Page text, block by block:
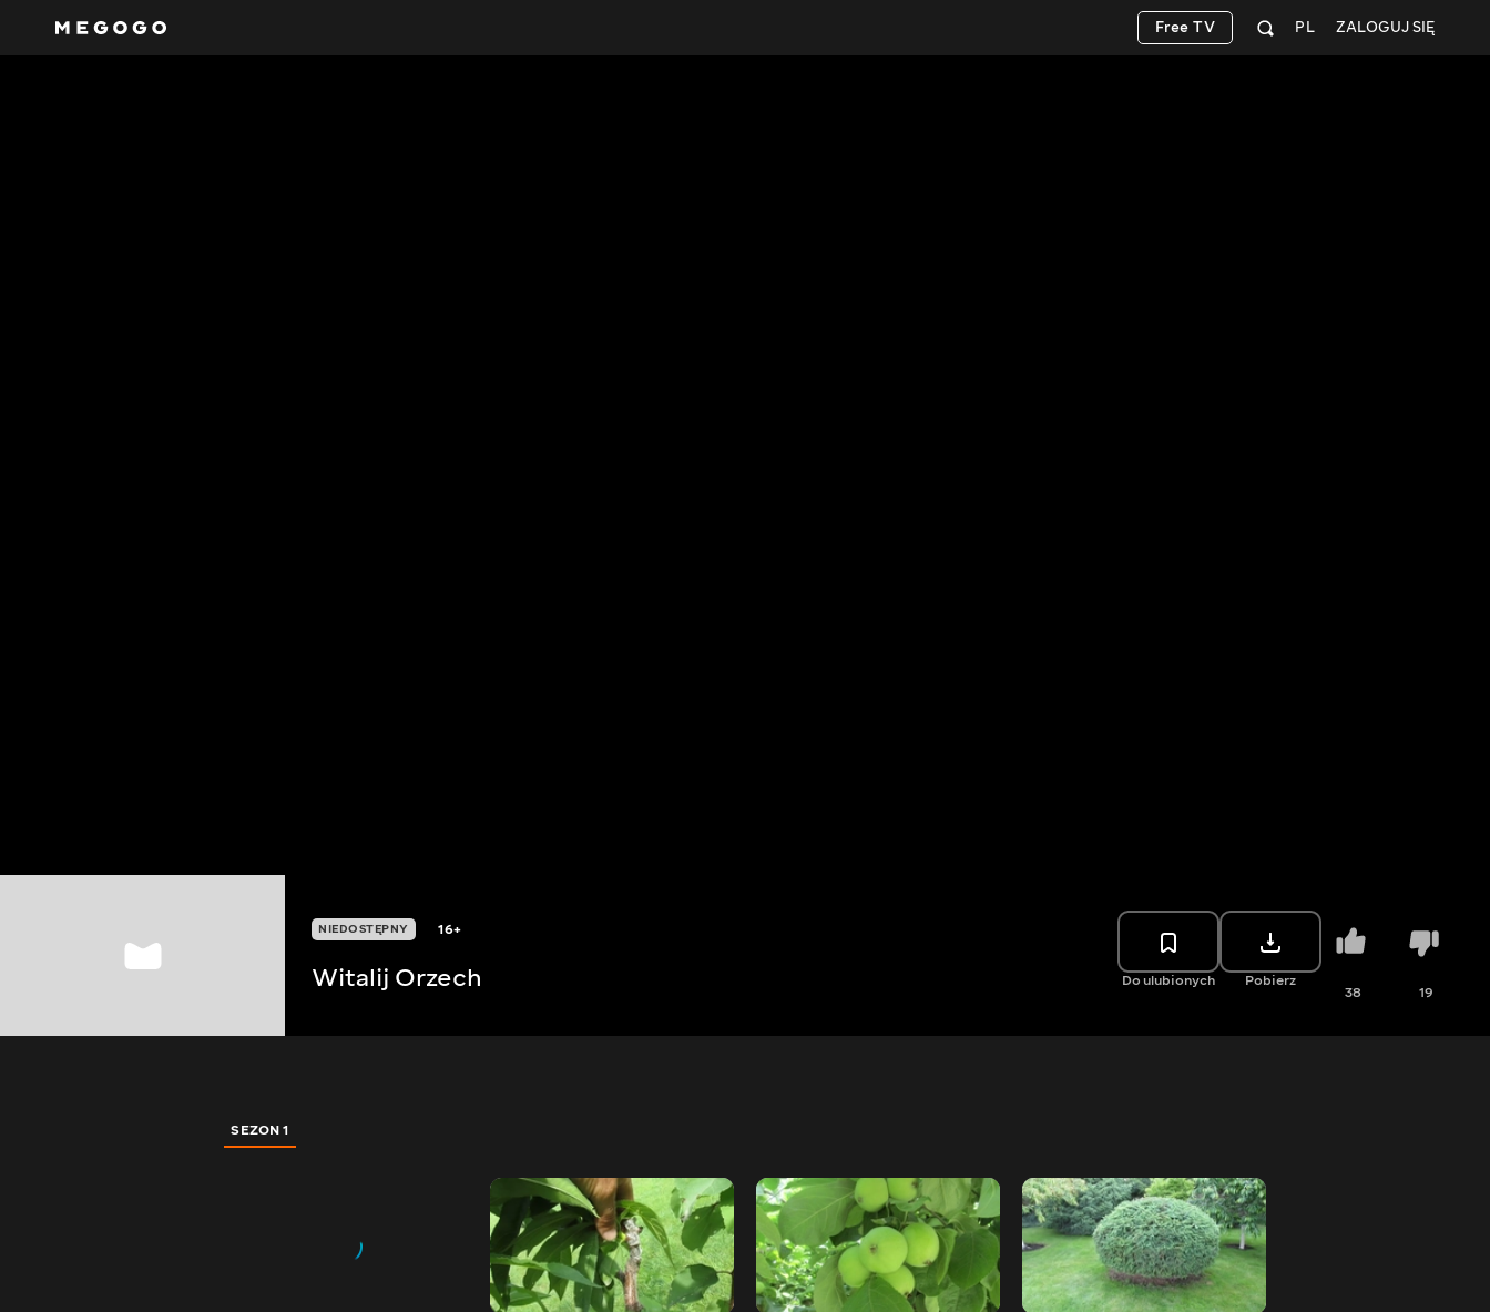
ZALOGUJ SIĘ
PL
Free TV
NIEDOSTĘPNY 16+
Witalij Orzech Do ulubionych Pobierz
38 19
SEZON 1